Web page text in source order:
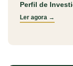
Perfil de
Ler agora →